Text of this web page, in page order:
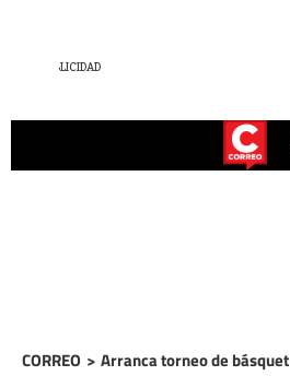
CORREO > Arranca torneo de básquet